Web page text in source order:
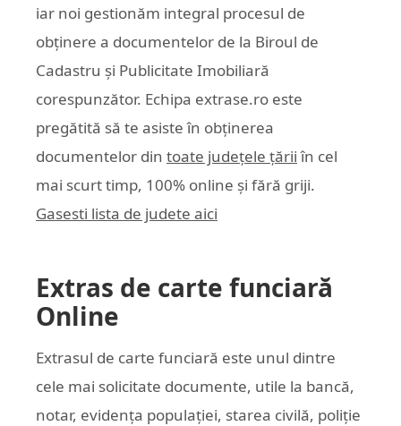
iar noi gestionăm integral procesul de
obținere a documentelor de la Biroul de
Cadastru și Publicitate Imobiliară
corespunzător. Echipa extrase.ro este
pregătită să te asiste în obținerea
documentelor din toate județele țării în cel
mai scurt timp, 100% online și fără griji.
Gasesti lista de judete aici
Extras de carte funciară
Online
Extrasul de carte funciară este unul dintre
cele mai solicitate documente, utile la bancă,
notar, evidența populației, starea civilă, poliție